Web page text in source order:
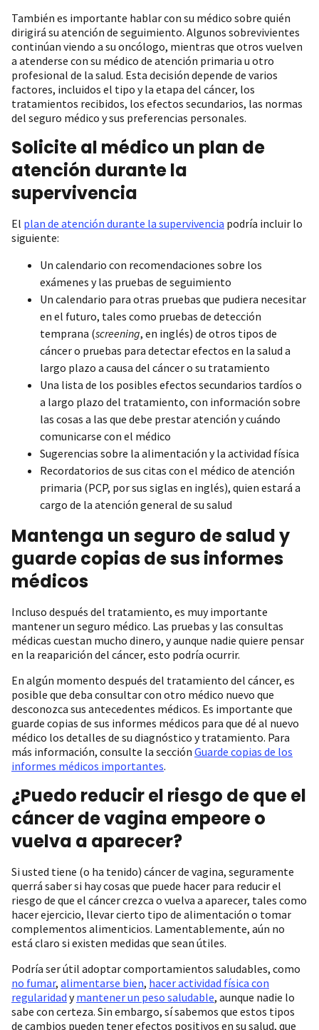
También es importante hablar con su médico sobre quién
dirigirá su atención de seguimiento. Algunos sobrevivientes
continúan viendo a su oncólogo, mientras que otros vuelven
a atenderse con su médico de atención primaria u otro
profesional de la salud. Esta decisión depende de varios
factores, incluidos el tipo y la etapa del cáncer, los
tratamientos recibidos, los efectos secundarios, las normas
del seguro médico y sus preferencias personales.
Solicite al médico un plan de
atención durante la
supervivencia
El plan de atención durante la supervivencia podría incluir lo
siguiente:
Un calendario con recomendaciones sobre los
exámenes y las pruebas de seguimiento
Un calendario para otras pruebas que pudiera necesitar
en el futuro, tales como pruebas de detección
temprana (screening, en inglés) de otros tipos de
cáncer o pruebas para detectar efectos en la salud a
largo plazo a causa del cáncer o su tratamiento
Una lista de los posibles efectos secundarios tardíos o
a largo plazo del tratamiento, con información sobre
las cosas a las que debe prestar atención y cuándo
comunicarse con el médico
Sugerencias sobre la alimentación y la actividad física
Recordatorios de sus citas con el médico de atención
primaria (PCP, por sus siglas en inglés), quien estará a
cargo de la atención general de su salud
Mantenga un seguro de salud y
guarde copias de sus informes
médicos
Incluso después del tratamiento, es muy importante
mantener un seguro médico. Las pruebas y las consultas
médicas cuestan mucho dinero, y aunque nadie quiere pensar
en la reaparición del cáncer, esto podría ocurrir.
En algún momento después del tratamiento del cáncer, es
posible que deba consultar con otro médico nuevo que
desconozca sus antecedentes médicos. Es importante que
guarde copias de sus informes médicos para que dé al nuevo
médico los detalles de su diagnóstico y tratamiento. Para
más información, consulte la sección Guarde copias de los
informes médicos importantes.
¿Puedo reducir el riesgo de que el
cáncer de vagina empeore o
vuelva a aparecer?
Si usted tiene (o ha tenido) cáncer de vagina, seguramente
querrá saber si hay cosas que puede hacer para reducir el
riesgo de que el cáncer crezca o vuelva a aparecer, tales como
hacer ejercicio, llevar cierto tipo de alimentación o tomar
complementos alimenticios. Lamentablemente, aún no
está claro si existen medidas que sean útiles.
Podría ser útil adoptar comportamientos saludables, como
no fumar, alimentarse bien, hacer actividad física con
regularidad ymantener un peso saludable, aunque nadie lo
sabe con certeza. Sin embargo, sí sabemos que estos tipos
de cambios pueden tener efectos positivos en su salud, que